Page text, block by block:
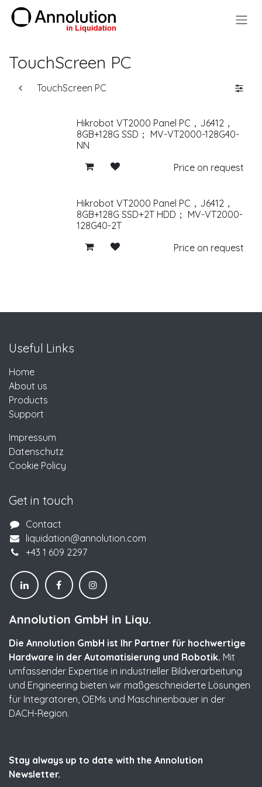
Skip to Content
TouchScreen PC
TouchScreen PC
Hikrobot VT2000 Panel PC，J6412，
8GB+128G SSD； MV-VT2000-128G40-
NN
Price on request
Hikrobot VT2000 Panel PC，J6412，
8GB+128G SSD+2T HDD； MV-VT2000-
128G40-2T
Price on request
Useful Links
Home
About us
Products
Support
Impressum
Datenschutz
Cookie Policy
Get in touch
Contact
liquidation@annolution.com
+43 1 609 2297
Annolution GmbH in Liqu.
Die Annolution GmbH ist Ihr Partner für hochwertige
Hardware in der Automatisierung und Robotik. Mit
umfassender Expertise in industrieller Bildverarbeitung
und Engineering bieten wir maßgeschneiderte Lösungen
für Integratoren, OEMs und Maschinenbauer in der
DACH-Region.
Stay always up to date with the Annolution
Newsletter.